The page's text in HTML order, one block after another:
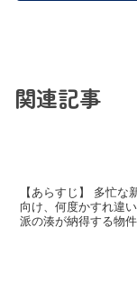
関連記事
【あらすじ】 多忙
向け、何度かすれ違
派の湊が納得する物
に内見に訪れ、ます